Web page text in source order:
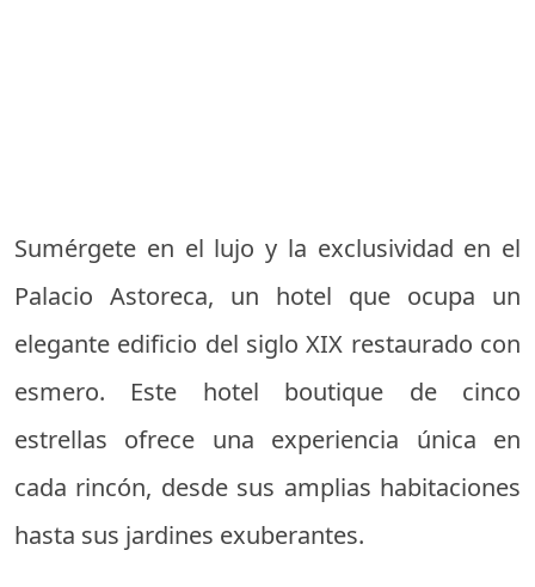
Sumérgete en el lujo y la exclusividad en el
Palacio Astoreca, un hotel que ocupa un
elegante edificio del siglo XIX restaurado con
esmero. Este hotel boutique de cinco
estrellas ofrece una experiencia única en
cada rincón, desde sus amplias habitaciones
hasta sus jardines exuberantes.